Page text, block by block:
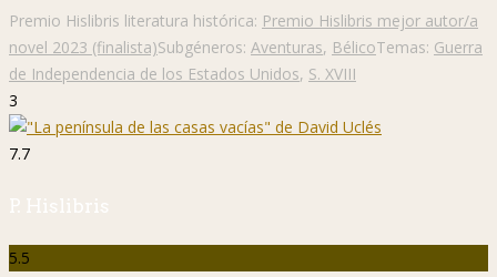
Premio Hislibris literatura histórica: Premio Hislibris mejor autor/a
novel 2023 (finalista)Subgéneros: Aventuras, BélicoTemas: Guerra
de Independencia de los Estados Unidos, S. XVIII
3
7.7
P. Hislibris
5.5